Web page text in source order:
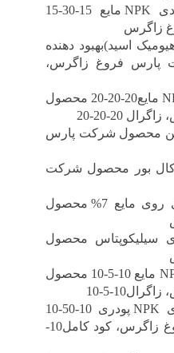
گواهی ثبت کودی NPK مایع 15-30-15
زاگرس
اسید)بهبود دهنده
پارس فروغ زاگرس،
گواهی ثبت کودی NPK مایع20-20-20 محصول
20-20-20
محصول شرکت پارس
کال بور محصول شرکت
گواهی ثبت کودی روی مایع 7% محصول
سیلیکوپتاس محصول
گواهی ثبت کودی NPK مایع 10-5-10 محصول
5-10
گواهی ثبت کودی NPK پودری 10-50-10
محصول شرکت پارس فروغ زاگرس، کود کامل10-